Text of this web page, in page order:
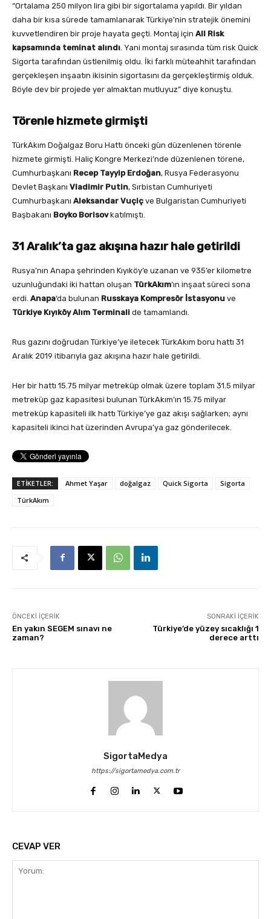
“Ortalama 250 milyon lira gibi bir sigortalama yapıldı. Bir yıldan
daha bir kısa sürede tamamlanarak Türkiye’nin stratejik önemini
kuvvetlendiren bir proje hayata geçti. Montaj için All Risk
kapsamında teminat alındı . Yani montaj sırasında tüm risk Quick
Sigorta tarafından üstlenilmiş oldu. İki farklı müteahhit tarafından
gerçekleşen inşaatın ikisinin sigortasını da gerçekleştirmiş olduk.
Böyle dev bir projede yer almaktan mutluyuz” diye konuştu.
Törenle hizmete girmişti
TürkAkım Doğalgaz Boru Hattı önceki gün düzenlenen törenle
hizmete girmişti. Haliç Kongre Merkezi’nde düzenlenen törene,
Cumhurbaşkanı Recep Tayyip Erdoğan, Rusya Federasyonu
Devlet Başkanı Vladimir Putin, Sırbistan Cumhuriyeti
Cumhurbaşkanı Aleksandar Vuçiç ve Bulgaristan Cumhuriyeti
Başbakanı Boyko Borisovkatılmıştı.
31 Aralık’ta gaz akışına hazır hale getirildi
Rusya’nın Anapa şehrinden Kıyıköy’e uzanan ve 935’er kilometre
uzunluğundaki iki hattan oluşan TürkAkım‘ın inşaat süreci sona
erdi. Anapa‘da bulunan Russkaya Kompresör İstasyonu ve
Türkiye Kıyıköy Alım Terminali de tamamlandı.
Rus gazını doğrudan Türkiye’ye iletecek TürkAkım boru hattı 31
Aralık 2019 itibarıyla gaz akışına hazır hale getirildi.
Her bir hattı 15.75 milyar metreküp olmak üzere toplam 31.5 milyar
metreküp gaz kapasitesi bulunan TürkAkım’ın 15.75 milyar
metreküp kapasiteli ilk hattı Türkiye’ye gaz akışı sağlarken; aynı
kapasiteli ikinci hat üzerinden Avrupa’ya gaz gönderilecek.
ETİKETLER: Ahmet Yaşar doğalgaz Quick Sigorta
Sigorta
TürkAkım
ÖNCEKI İÇERIK
En yakın SEGEM sınavı ne
zaman?
SONRAKI İÇERIK
Türkiye’de yüzey sıcaklığı 1
derece arttı
SigortaMedya
https://sigortamedya.com.tr
CEVAP VER